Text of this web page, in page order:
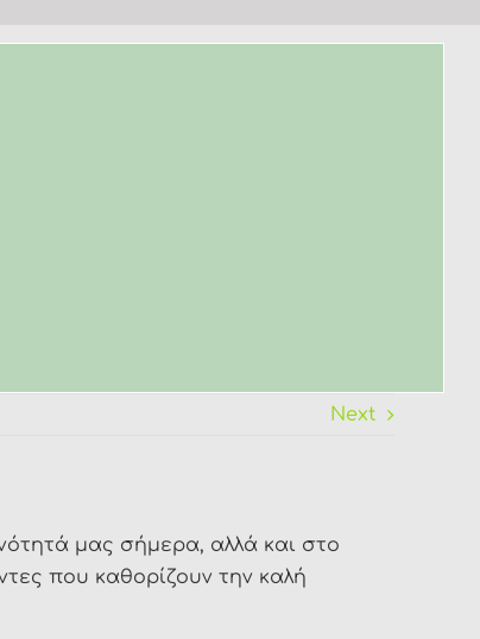
Next
μας σήμερα, αλλά και στο
που καθορίζουν την καλή